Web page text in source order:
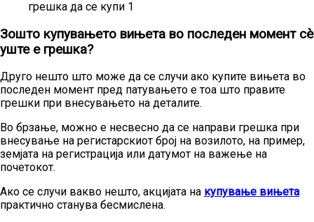
Зошто купувањето вињета во последен момент сè
уште е грешка?
Друго нешто што може да се случи ако купите вињета во
последен момент пред патувањето е тоа што правите
грешки при внесувањето на деталите.
Во брзање, можно е несвесно да се направи грешка при
внесување на регистарскиот број на возилото, на пример,
земјата на регистрација или датумот на важење на
почетокот.
Ако се случи вакво нешто, акцијата на купување вињета
практично станува бесмислена.